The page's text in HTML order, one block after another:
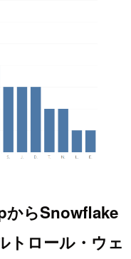
からSnowflake
トロール・ウェ